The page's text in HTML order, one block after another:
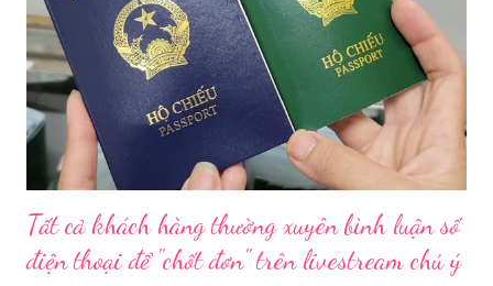
vụ Dược sẽ tham mưu Giám đốc Sở Y tế thành lập Tổ công tác
về mỹ phẩm. Cơ quan Cảnh sát điều tra Công an TP HCM vừa
triệt phá đường dây sản xuất, buôn bán mỹ phẩm giả quy mô
lớn, hoạt động tinh vi ngay giữa khu dân cư ở phường Tân Tạo.
Bên cạnh đó, Sở Y tế sẽ công khai danh ...
Tất cả khách hàng thường xuyên bình luận số
điện thoại để "chốt đơn" trên livestream chú ý